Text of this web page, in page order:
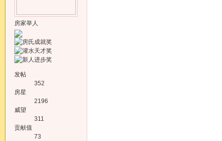
房家举人
发帖
352
房星
2196
威望
311
贡献值
73